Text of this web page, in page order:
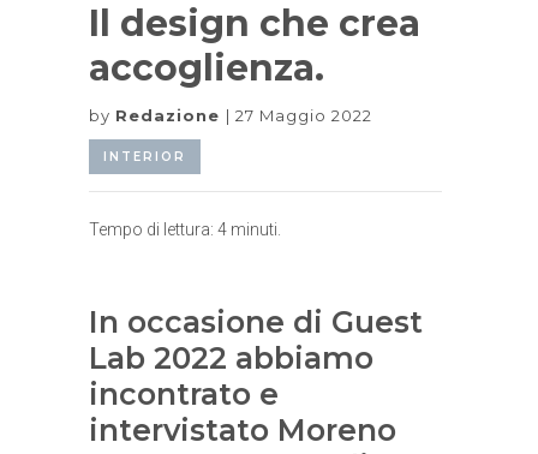
Il design che crea
accoglienza.
by Redazione 27 Maggio 2022
INTERIOR
Tempo di lettura: 4 minuti.
In occasione di Guest
Lab 2022 abbiamo
incontrato e
intervistato Moreno